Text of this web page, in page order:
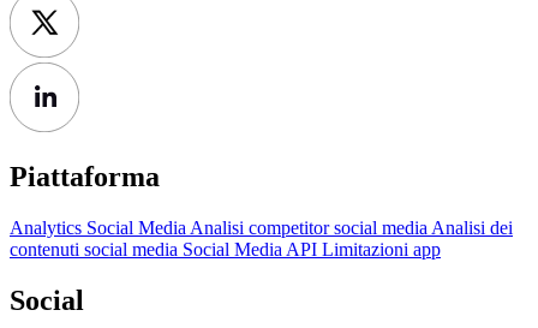
Piattaforma
Analytics Social Media Analisi competitor social media Analisi dei
contenuti social media Social Media API Limitazioni app
Social